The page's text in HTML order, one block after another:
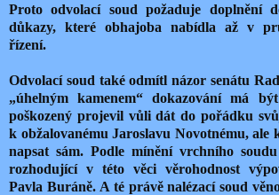
Proto odvolací soud požaduje doplnění
důkazy, které obhajoba nabídla až v
řízení.
Odvolací soud také odmítl názor senátu
„úhelným kamenem“ dokazování má
poškozený projevil vůli dát do pořádku
k obžalovanému Jaroslavu Novotnému, ale
napsat sám. Podle mínění vrchního
rozhodující v této věci věrohodnost
Pavla Buráně. A té právě nalézací soud